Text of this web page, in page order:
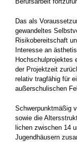
Das als
gewandeltes
Risikobereitschaft
Interesse an
Hochschulprojektes
der Projektzeit
relativ tragfähig für
außerschulischen
Schwerpunktmäßig
sowie die
lichen zwischen 14
Jugendhäusern